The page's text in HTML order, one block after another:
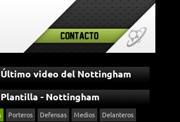
Contacto
Último video del Nottingham
Plantilla - Nottingham
Porteros Defensas Medios Delanteros